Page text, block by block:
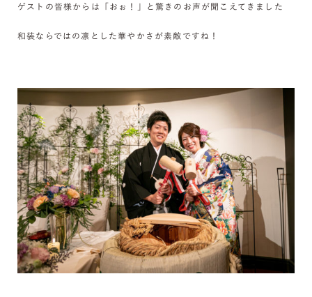
ゲストの皆様からは「おぉ！」と驚きのお声が聞こえてきました
和装ならではの凛とした華やかさが素敵ですね！